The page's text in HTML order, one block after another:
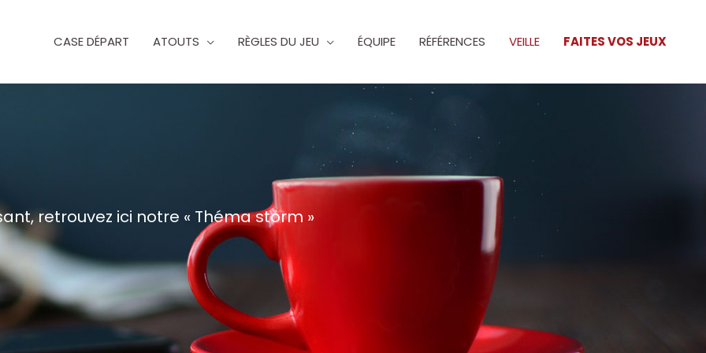
CASE DÉPART ATOUTS RÈGLES DU JEU ÉQUIPE RÉFÉRENCES VEILLE FAITES VOS JEUX
retrouvez ici notre « Théma storm »